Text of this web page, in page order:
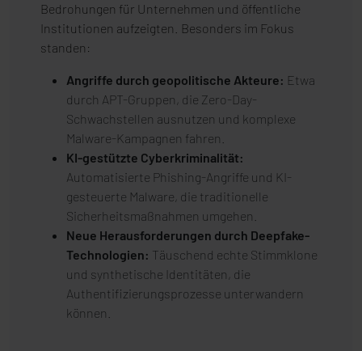
Bedrohungen für Unternehmen und öffentliche
Institutionen aufzeigten. Besonders im Fokus
standen:
Angriffe durch geopolitische Akteure: Etwa
durch APT-Gruppen, die Zero-Day-
Schwachstellen ausnutzen und komplexe
Malware-Kampagnen fahren.
KI-gestützte Cyberkriminalität:
Automatisierte Phishing-Angriffe und KI-
gesteuerte Malware, die traditionelle
Sicherheitsmaßnahmen umgehen.
Neue Herausforderungen durch Deepfake-
Technologien: Täuschend echte Stimmklone
und synthetische Identitäten, die
Authentifizierungsprozesse unterwandern
können.